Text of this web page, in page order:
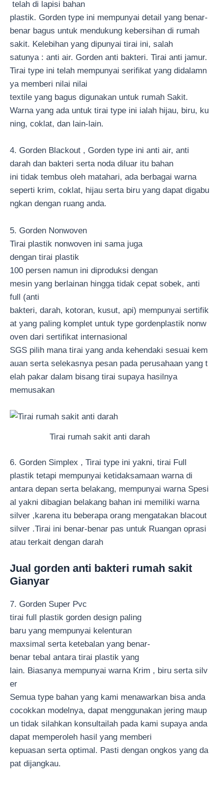
telah di lapisi bahan
plastik. Gorden type ini mempunyai detail yang benar-
benar bagus untuk mendukung kebersihan di rumah
sakit. Kelebihan yang dipunyai tirai ini, salah
satunya : anti air. Gorden anti bakteri. Tirai anti jamur.
Tirai type ini telah mempunyai serifikat yang didalamn
ya memberi nilai nilai
textile yang bagus digunakan untuk rumah Sakit.
Warna yang ada untuk tirai type ini ialah hijau, biru, ku
ning, coklat, dan lain-lain.
4. Gorden Blackout , Gorden type ini anti air, anti
darah dan bakteri serta noda diluar itu bahan
ini tidak tembus oleh matahari, ada berbagai warna
seperti krim, coklat, hijau serta biru yang dapat digabu
ngkan dengan ruang anda.
5. Gorden Nonwoven
Tirai plastik nonwoven ini sama juga
dengan tirai plastik
100 persen namun ini diproduksi dengan
mesin yang berlainan hingga tidak cepat sobek, anti
full (anti
bakteri, darah, kotoran, kusut, api) mempunyai sertifik
at yang paling komplet untuk type gordenplastik nonw
oven dari sertifikat internasional
SGS pilih mana tirai yang anda kehendaki sesuai kem
auan serta selekasnya pesan pada perusahaan yang t
elah pakar dalam bisang tirai supaya hasilnya
memusakan
Tirai rumah sakit anti darah
6. Gorden Simplex , Tirai type ini yakni, tirai Full
plastik tetapi mempunyai ketidaksamaan warna di
antara depan serta belakang, mempunyai warna Spesi
al yakni dibagian belakang bahan ini memiliki warna
silver ,karena itu beberapa orang mengatakan blacout
silver .Tirai ini benar-benar pas untuk Ruangan oprasi
atau terkait dengan darah
Jual gorden anti bakteri rumah sakit
Gianyar
7. Gorden Super Pvc
tirai full plastik gorden design paling
baru yang mempunyai kelenturan
maxsimal serta ketebalan yang benar-
benar tebal antara tirai plastik yang
lain. Biasanya mempunyai warna Krim , biru serta silv
er
Semua type bahan yang kami menawarkan bisa anda
cocokkan modelnya, dapat menggunakan jering maup
un tidak silahkan konsultailah pada kami supaya anda
dapat memperoleh hasil yang memberi
kepuasan serta optimal. Pasti dengan ongkos yang da
pat dijangkau.